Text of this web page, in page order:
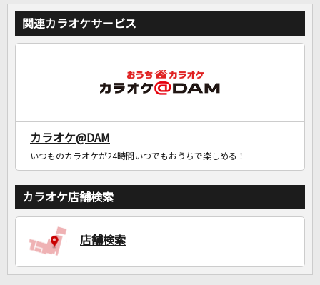
関連カラオケサービス
カラオケ@DAM
いつものカラオケが24時間いつでもおうちで楽しめる！
カラオケ店舗検索
店舗検索